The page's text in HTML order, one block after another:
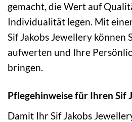
gemacht, die Wert auf
Individualität legen. Mit
Sif Jakobs Jewellery können
aufwerten und Ihre
bringen.
Pflegehinweise für Ihren Sif
Damit Ihr Sif Jakobs